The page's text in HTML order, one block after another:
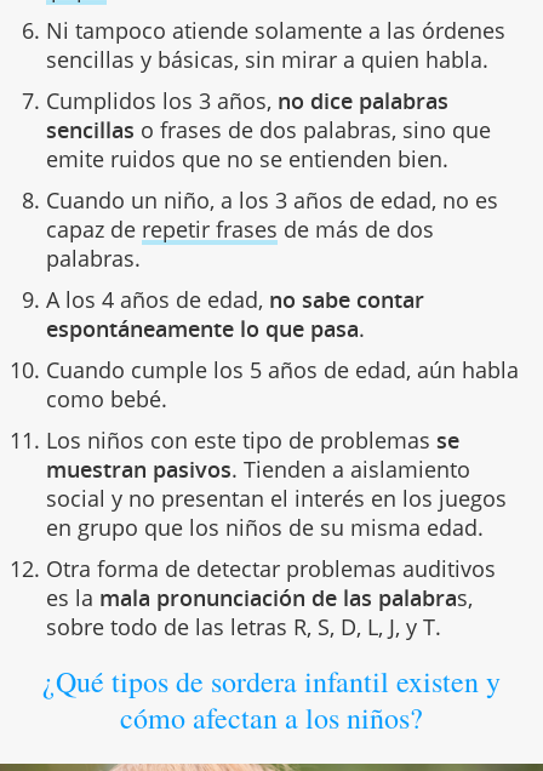
Ni tampoco atiende solamente a las órdenes
sencillas y básicas, sin mirar a quien habla.
Cumplidos los 3 años, no dice palabras
sencillas o frases de dos palabras, sino que
emite ruidos que no se entienden bien.
Cuando un niño, a los 3 años de edad, no es
capaz de repetir frases de más de dos
palabras.
A los 4 años de edad, no sabe contar
espontáneamente lo que pasa.
Cuando cumple los 5 años de edad, aún habla
como bebé.
Los niños con este tipo de problemas se
muestran pasivos. Tienden a aislamiento
social y no presentan el interés en los juegos
en grupo que los niños de su misma edad.
Otra forma de detectar problemas auditivos
es la mala pronunciación de las palabras,
sobre todo de las letras R, S, D, L, J, y T.
¿Qué tipos de sordera infantil existen y
cómo afectan a los niños?